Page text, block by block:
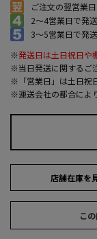
ご注文の翌営業
2～4営業日で発
3～5営業日で発
※発送日は土日祝日や
※当日発送に関するご
※「営業日」は土日祝
※運送会社の都合によ
店舗在庫を
こ